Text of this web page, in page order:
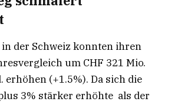
der Schweiz konnten ihren
um CHF 321 Mio.
erhöhen (+1.5%). Da sich die
3% stärker erhöhte als der